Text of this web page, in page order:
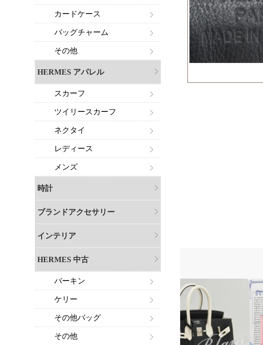
カードケース
バッグチャーム
その他
HERMES アパレル
スカーフ
ツイリースカーフ
ネクタイ
レディース
メンズ
時計
ブランドアクセサリー
インテリア
HERMES 中古
バーキン
ケリー
その他バッグ
その他